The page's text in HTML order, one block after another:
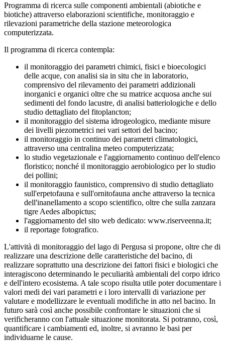
Programma di ricerca sulle componenti ambientali (abiotiche e
biotiche) attraverso elaborazioni scientifiche, monitoraggio e
rilevazioni parametriche della stazione meteorologica
computerizzata.
Il programma di ricerca contempla:
il monitoraggio dei parametri chimici, fisici e bioecologici
delle acque, con analisi sia in situ che in laboratorio,
comprensivo del rilevamento dei parametri addizionali
inorganici e organici oltre che su matrice acquosa anche sui
sedimenti del fondo lacustre, di analisi batteriologiche e dello
studio dettagliato del fitoplancton;
il monitoraggio del sistema idrogeologico, mediante misure
dei livelli piezometrici nei vari settori del bacino;
il monitoraggio in continuo dei parametri climatologici,
attraverso una centralina meteo computerizzata;
lo studio vegetazionale e l'aggiornamento continuo dell'elenco
floristico; nonché il monitoraggio aerobiologico per lo studio
dei pollini;
il monitoraggio faunistico, comprensivo di studio dettagliato
sull'erpetofauna e sull'ornitofauna anche attraverso la tecnica
dell'inanellamento a scopo scientifico, oltre che sulla zanzara
tigre Aedes albopictus;
l'aggiornamento del sito web dedicato: www.riserveenna.it;
il reportage fotografico.
L'attività di monitoraggio del lago di Pergusa si propone, oltre che di
realizzare una descrizione delle caratteristiche del bacino, di
realizzare soprattutto una descrizione dei fattori fisici e biologici che
interagiscono determinando le peculiarità ambientali del corpo idrico
e dell'intero ecosistema. A tale scopo risulta utile poter documentare i
valori medi dei vari parametri e i loro intervalli di variazione per
valutare e modellizzare le eventuali modifiche in atto nel bacino. In
futuro sarà così anche possibile confrontare le situazioni che si
verificheranno con l'attuale situazione monitorata. Si potranno, così,
quantificare i cambiamenti ed, inoltre, si avranno le basi per
individuarne le cause.